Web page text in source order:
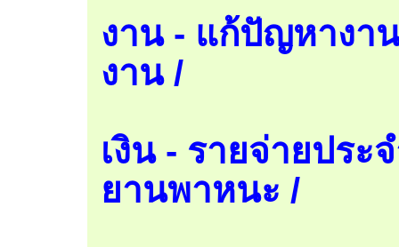
งาน - แก้ปัญหางา
งาน /
เงิน - รายจ่ายประ
ยานพาหนะ /